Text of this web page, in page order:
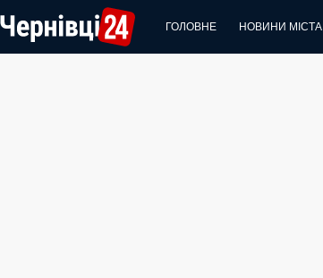
до
вмісту
ГОЛОВНЕ НОВИНИ МІСТА